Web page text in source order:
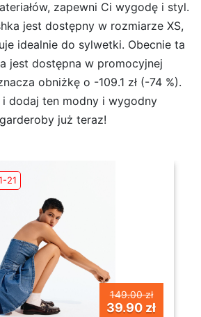
zapewni Ci wygodę i styl.
jest dostępny w rozmiarze XS,
idealnie do sylwetki. Obecnie ta
jest dostępna w promocyjnej
obniżkę o -109.1 zł (-74 %).
dodaj ten modny i wygodny
już teraz!
21
149.00 zł
39.90 zł